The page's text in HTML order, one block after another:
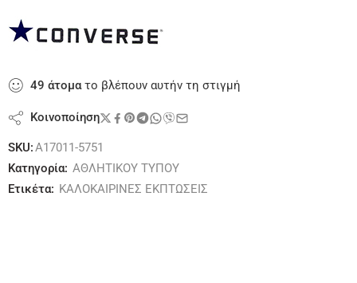
49 άτοματο βλέπουν αυτήν τη στιγμή
Κοινοποίηση
SKU:A17011-5751
Κατηγορία: ΑΘΛΗΤΙΚΟΥ ΤΥΠΟΥ
Ετικέτα: ΚΑΛΟΚΑΙΡΙΝΕΣ ΕΚΠΤΩΣΕΙΣ